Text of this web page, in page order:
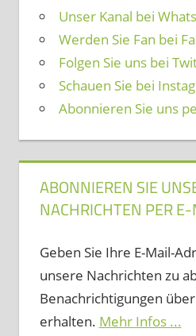
Unser Kanal bei
Werden Sie Fan bei
Folgen Sie uns bei
Schauen Sie bei
Abonnieren Sie uns
ABONNIEREN SIE
NACHRICHTEN PER
Geben Sie Ihre E-Mail-
unsere Nachrichten zu
Benachrichtigungen
erhalten. Mehr Infos ...